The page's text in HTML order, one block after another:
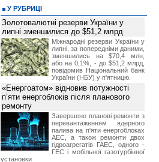
У РУБРИЦІ
Золотовалютні резерви України у
липні зменшилися до $51,2 млрд
Міжнародні резерви України у
липні, за попередніми даними,
зменшились на $70,4 млн,
або на 0,1%, - до $51,2 млрд,
повідомив Національний банк
України (НБУ) у п'ятницю.
«Енергоатом» відновив потужності
п’яти енергоблоків після планового
ремонту
Завершено планові ремонти з
перевантаженням ядерного
палива на п'яти енергоблоках
АЕС, а також ремонти двох
гідроагрегатів ГАЕС, одного -
ГЕС і мобільної газотурбінної
установки